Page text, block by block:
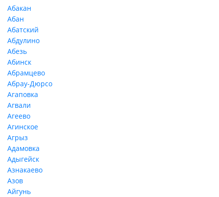
Абакан
Абан
Абатский
Абдулино
Абезь
Абинск
Абрамцево
Абрау-Дюрсо
Агаповка
Агвали
Агеево
Агинское
Агрыз
Адамовка
Адыгейск
Азнакаево
Азов
Айгунь